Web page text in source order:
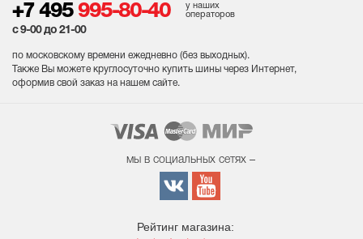
+7 495 995-80-40
у наших
операторов
с 9-00 до 21-00
по московскому времени ежедневно (без выходных).
Также Вы можете круглосуточно купить шины через Интернет,
оформив свой заказ на нашем сайте.
мы в социальных сетях –
Рейтинг магазина: